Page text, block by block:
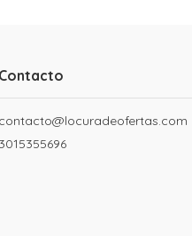
Contacto
contacto@locuradeofertas.com
3015355696